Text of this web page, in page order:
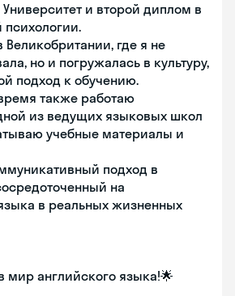
и второй диплом в
психологии.
Великобритании, где я не
но и погружалась в культуру,
подход к обучению.
также работаю
из ведущих языковых школ
учебные материалы и
подход в
на
в реальных жизненных
мир английского языка!🌟